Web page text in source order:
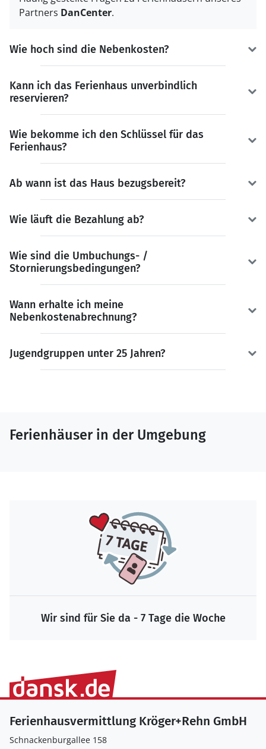
Partners DanCenter.
Wie hoch sind die Nebenkosten?
Kann ich das Ferienhaus unverbindlich
reservieren?
Wie bekomme ich den Schlüssel für das
Ferienhaus?
Ab wann ist das Haus bezugsbereit?
Wie läuft die Bezahlung ab?
Wie sind die Umbuchungs- /
Stornierungsbedingungen?
Wann erhalte ich meine
Nebenkostenabrechnung?
Jugendgruppen unter 25 Jahren?
Ferienhäuser in der Umgebung
Wir sind für Sie da - 7 Tage die Woche
Ferienhausvermittlung Kröger+Rehn GmbH
Schnackenburgallee 158